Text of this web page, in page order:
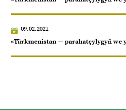
09.02.2021
«Türkmenistan — parahatçylygyň we